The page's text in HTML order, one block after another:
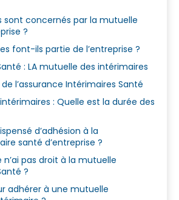
sont concernés par la mutuelle
?
font-ils partie de l’entreprise ?
: LA mutuelle des intérimaires
l’assurance Intérimaires Santé
: Quelle est la durée des
d’adhésion à la
santé d’entreprise ?
n’ai pas droit à la mutuelle
?
adhérer à une mutuelle